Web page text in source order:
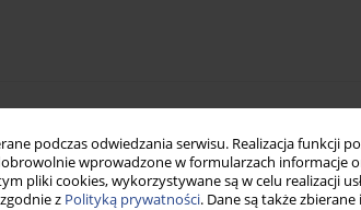
podczas odwiedzania serwisu. Realizacja funkcji
wprowadzone w formularzach informacje
pliki cookies, wykorzystywane są w celu realizacji
z Polityką prywatności. Dane są także
ZARZĄDZANIA KRYZYSOWEGO